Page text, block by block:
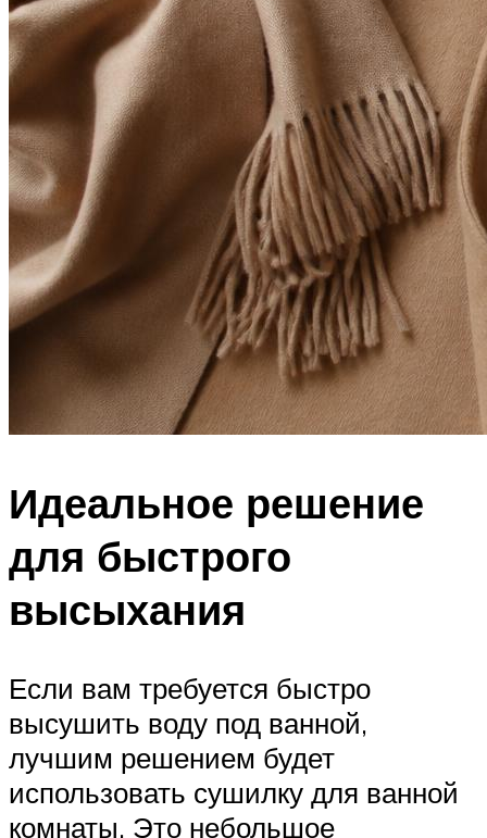
Идеальное решение
для быстрого
высыхания
Если вам требуется быстро
высушить воду под ванной,
лучшим решением будет
использовать сушилку для ванной
комнаты. Это небольшое